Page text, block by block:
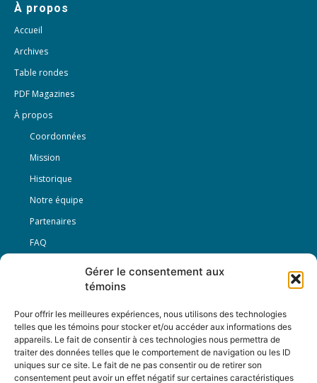
Gérer le consentement aux
témoins
Pour offrir les meilleures expériences, nous utilisons des technologies
telles que les témoins pour stocker et/ou accéder aux informations des
appareils. Le fait de consentir à ces technologies nous permettra de
traiter des données telles que le comportement de navigation ou les ID
uniques sur ce site. Le fait de ne pas consentir ou de retirer son
consentement peut avoir un effet négatif sur certaines caractéristiques
À propos
Accueil
Archives
Table rondes
PDF Magazines
À propos
Coordonnées
Mission
Historique
Notre équipe
Partenaires
FAQ
Conditions générales
Nous Suivre